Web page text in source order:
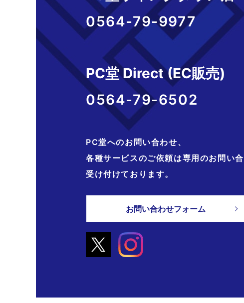
0564-79-9977
PC堂 Direct (EC販売)
0564-79-6502
PC堂へのお問い合わせ、
各種サービスのご依頼は専用のお問い
受け付けております。
お問い合わせフォーム